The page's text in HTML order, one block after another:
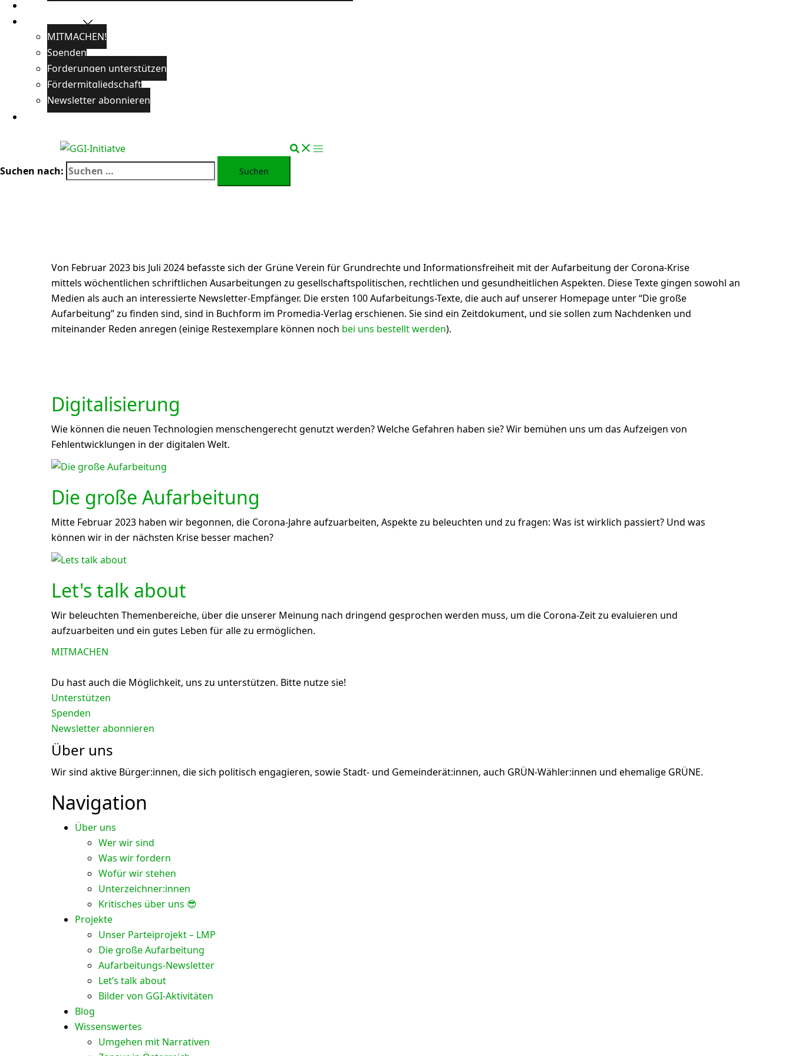
Veranstaltungen
Unterstützen
MITMACHEN!
Spenden
Forderungen unterstützen
Fördermitgliedschaft
Newsletter abonnieren
Öffentlichkeitsarbeit
Suchen nach:
Von Februar 2023 bis Juli 2024 befasste sich der Grüne Verein für Grundrechte und Informationsfreiheit mit der Aufarbeitung der Corona-Krise
mittels wöchentlichen schriftlichen Ausarbeitungen zu gesellschaftspolitischen, rechtlichen und gesundheitlichen Aspekten. Diese Texte gingen sowohl an
Medien als auch an interessierte Newsletter-Empfänger. Die ersten 100 Aufarbeitungs-Texte, die auch auf unserer Homepage unter “Die große
Aufarbeitung” zu finden sind, sind in Buchform im Promedia-Verlag erschienen. Sie sind ein Zeitdokument, und sie sollen zum Nachdenken und
miteinander Reden anregen (einige Restexemplare können noch bei uns bestellt werden).
Digitalisierung
Wie können die neuen Technologien menschengerecht genutzt werden? Welche Gefahren haben sie? Wir bemühen uns um das Aufzeigen von
Fehlentwicklungen in der digitalen Welt.
Die große Aufarbeitung
Mitte Februar 2023 haben wir begonnen, die Corona-Jahre aufzuarbeiten, Aspekte zu beleuchten und zu fragen: Was ist wirklich passiert? Und was
können wir in der nächsten Krise besser machen?
Let's talk about
Wir beleuchten Themenbereiche, über die unserer Meinung nach dringend gesprochen werden muss, um die Corona-Zeit zu evaluieren und
aufzuarbeiten und ein gutes Leben für alle zu ermöglichen.
MITMACHEN
Du hast auch die Möglichkeit, uns zu unterstützen. Bitte nutze sie!
Unterstützen
Spenden
Newsletter abonnieren
Über uns
Wir sind aktive Bürger:innen, die sich politisch engagieren, sowie Stadt- und Gemeinderät:innen, auch GRÜN-Wähler:innen und ehemalige GRÜNE.
Navigation
Über uns
Wer wir sind
Was wir fordern
Wofür wir stehen
Unterzeichner:innen
Kritisches über uns 😎
Projekte
Unser Parteiprojekt – LMP
Die große Aufarbeitung
Aufarbeitungs-Newsletter
Let’s talk about
Bilder von GGI-Aktivitäten
Blog
Wissenswertes
Umgehen mit Narrativen